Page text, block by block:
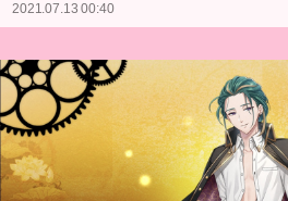
2021.07.13 00:40